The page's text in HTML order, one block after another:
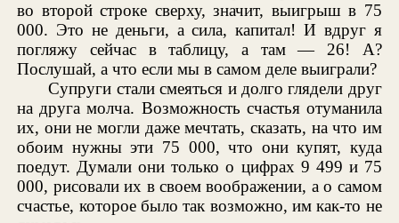
во второй строке сверху, значит, выигрыш в 75
000. Это не деньги, а сила, капитал! И вдруг я
погляжу сейчас в таблицу, а там — 26! А?
Послушай, а что если мы в самом деле выиграли?
Супруги стали смеяться и долго глядели друг
на друга молча. Возможность счастья отуманила
их, они не могли даже мечтать, сказать, на что им
обоим нужны эти 75 000, что они купят, куда
поедут. Думали они только о цифрах 9 499 и 75
000, рисовали их в своем воображении, а о самом
счастье, которое было так возможно, им как-то не